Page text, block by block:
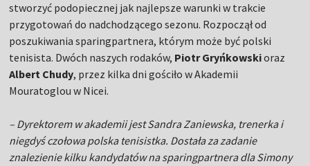
stworzyć podopiecznej jak najlepsze warunki w trakcie
przygotowań do nadchodzącego sezonu. Rozpoczął od
poszukiwania sparingpartnera, którym może być polski
tenisista. Dwóch naszych rodaków, Piotr Gryńkowskioraz
Albert Chudy, przez kilka dni gościło w Akademii
Mouratoglou w Nicei.
– Dyrektorem w akademii jest Sandra Zaniewska, trenerka i
niegdyś czołowa polska tenisistka. Dostała za zadanie
znalezienie kilku kandydatów na sparingpartnera dla Simony